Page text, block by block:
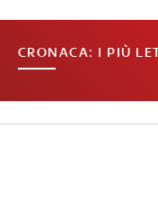
CRONACA: I PIÙ